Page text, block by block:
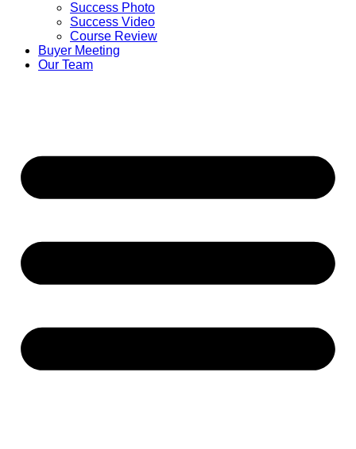
Success Photo
Success Video
Course Review
Buyer Meeting
Our Team